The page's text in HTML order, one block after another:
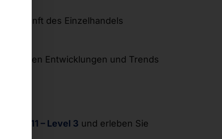
Zukunft des Einzelhandels
Entwicklungen und Trends
6011 – Level 3 und erleben Sie